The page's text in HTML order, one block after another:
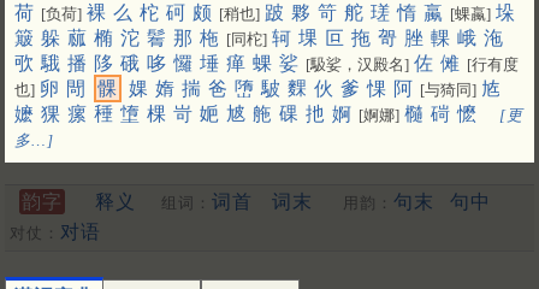
荷 [负荷] 裸 么 柁 砢 颇 [稍也] 跛 夥 笴 舵 瑳 惰 蠃 [蜾蠃] 垛
簸 躲 蓏 椭 沱 鬌 那 柂 [同柁] 轲 堁 叵 拖 哿 脞 輠 峨 沲
㰤 騀 播 陊 硪 哆 㦬 埵 瘅 蜾 娑 [馺娑，汉殿名] 佐 傩 [行有度
也] 卵 閜 髁 婐 媠 揣 爸 嶞 駊 䴹 伙 爹 惈 阿 [与猗同] 㝾
嬷 猓 瘰 䅜 墯 棵 岢 㛂 㝿 䑨 䂺 扡 婀 [婀娜] 㰐 碋 懡
[更
多…]
韵字 释义 组词： 词首 词末 用韵： 句末 句中
对仗： 对语